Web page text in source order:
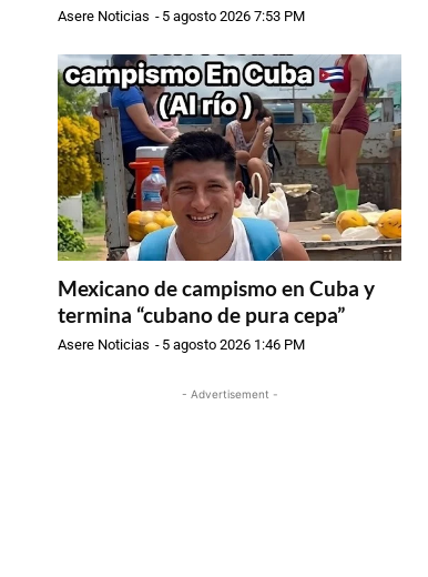
Asere Noticias - 5 agosto 2026 7:53 PM
Mexicano de campismo en Cuba y
termina “cubano de pura cepa”
Asere Noticias - 5 agosto 2026 1:46 PM
- Advertisement -